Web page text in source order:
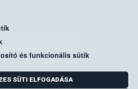
és funkcionális sütik
SÜTI ELFOGADÁSA
biztonsági Hivatal
cím: 1525 Budapest. Pf. 30.
ugyfelszolgalat@nebih.gov.hu